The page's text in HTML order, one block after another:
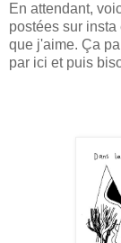
En attendant,
postées sur insta
que j'aime. Ça
par ici et puis